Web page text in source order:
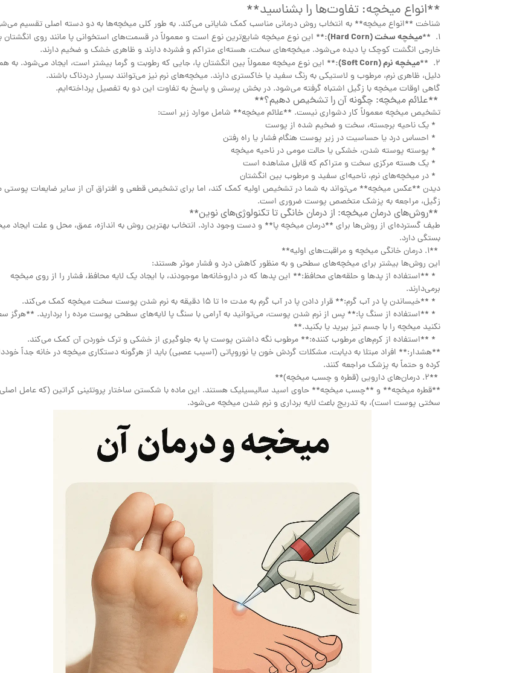
**انواع میخچه: تفاوت‌ها را بشناسید**
شناخت **انواع میخچه** به انتخاب روش درمانی مناسب کمک شایانی می‌کند. به طور کلی میخچه‌ها به دو دسته اصلی تقسیم
1. **
میخچه سخت (Hard Corn):
** این نوع میخچه شایع‌ترین نوع است و معمولاً در قسمت‌های استخوانی پا مانند روی انگشتان
خارجی انگشت کوچک پا دیده می‌شود. میخچه‌های سخت، هسته‌ای متراکم و فشرده دارند و ظاهری خشک و ضخیم دارند.
2. **
میخچه نرم (Soft Corn):
** این نوع میخچه معمولاً بین انگشتان پا، جایی که رطوبت و گرما بیشتر است، ایجاد می‌شود. به
دلیل، ظاهری نرم، مرطوب و لاستیکی به رنگ سفید یا خاکستری دارند. میخچه‌های نرم نیز می‌توانند بسیار دردناک باشند.
گاهی اوقات میخچه با زگیل اشتباه گرفته می‌شود. در بخش پرسش و پاسخ به تفاوت این دو به تفصیل پرداخته‌ایم.
**علائم میخچه: چگونه آن را تشخیص دهیم؟**
تشخیص میخچه معمولاً کار دشواری نیست. **علائم میخچه** شامل موارد زیر است:
* یک ناحیه برجسته، سخت و ضخیم شده از پوست
* احساس درد یا حساسیت در زیر پوست هنگام فشار یا راه رفتن
* پوسته پوسته شدن، خشکی یا حالت مومی در ناحیه میخچه
* یک هسته مرکزی سخت و متراکم که قابل مشاهده است
* در میخچه‌های نرم، ناحیه‌ای سفید و مرطوب بین انگشتان
دیدن **عکس میخچه** می‌تواند به شما در تشخیص اولیه کمک کند، اما برای تشخیص قطعی و افتراق آن از سایر ضایعات پوستی
زگیل، مراجعه به پزشک متخصص پوست ضروری است.
**روش‌های درمان میخچه: از درمان خانگی تا تکنولوژی‌های نوین**
طیف گسترده‌ای از روش‌ها برای **درمان میخچه پا** و دست وجود دارد. انتخاب بهترین روش به اندازه، عمق، محل و علت ایجاد
بستگی دارد.
**۱. درمان خانگی میخچه و مراقبت‌های اولیه**
این روش‌ها بیشتر برای میخچه‌های سطحی و به منظور کاهش درد و فشار موثر هستند:
* **استفاده از پدها و حلقه‌های محافظ:** این پدها که در داروخانه‌ها موجودند، با ایجاد یک لایه محافظ، فشار را از روی میخچه
برمی‌دارند.
* **خیساندن پا در آب گرم:** قرار دادن پا در آب گرم به مدت ۱۰ تا ۱۵ دقیقه به نرم شدن پوست سخت میخچه کمک می‌کند.
* **استفاده از سنگ پا:** پس از نرم شدن پوست، می‌توانید به آرامی با سنگ پا لایه‌های سطحی پوست مرده را بردارید. **هرگز
نکنید میخچه را با جسم تیز ببرید یا بکنید.**
* **استفاده از کرم‌های مرطوب کننده:** مرطوب نگه داشتن پوست پا به جلوگیری از خشکی و ترک خوردن آن کمک می‌کند.
**هشدار:** افراد مبتلا به دیابت، مشکلات گردش خون یا نوروپاتی (آسیب عصبی) باید از هرگونه دستکاری میخچه در خانه جداً
کرده و حتماً به پزشک مراجعه کنند.
**۲. درمان‌های دارویی (قطره و چسب میخچه)**
**قطره میخچه** و **چسب میخچه** حاوی اسید سالیسیلیک هستند. این ماده با شکستن ساختار پروتئینی کراتین (که عامل اصلی
سختی پوست است)، به تدریج باعث لایه برداری و نرم شدن میخچه می‌شود.